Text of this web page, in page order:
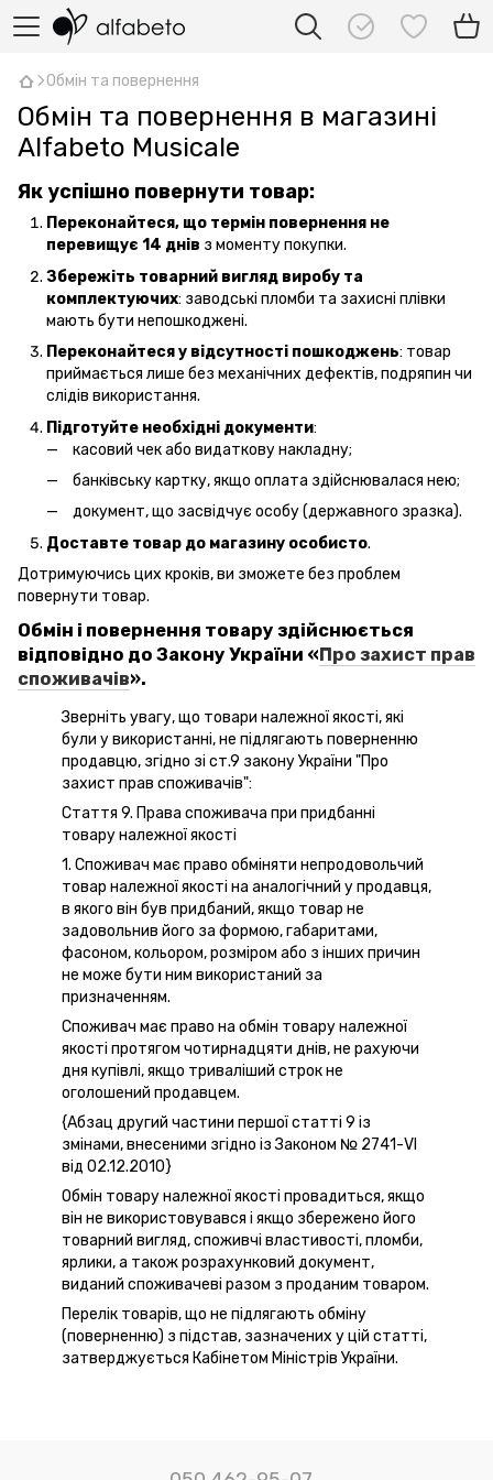
Обмін та повернення
Обмін та повернення в магазині
Alfabeto Musicale
Як успішно повернути товар:
Переконайтеся, що термін повернення не
перевищує 14 днів з моменту покупки.
Збережіть товарний вигляд виробу та
комплектуючих: заводські пломби та захисні плівки
мають бути непошкоджені.
Переконайтеся у відсутності пошкоджень: товар
приймається лише без механічних дефектів, подряпин чи
слідів використання.
Підготуйте необхідні документи:
касовий чек або видаткову накладну;
банківську картку, якщо оплата здійснювалася нею;
документ, що засвідчує особу (державного зразка).
Доставте товар до магазину особисто.
Дотримуючись цих кроків, ви зможете без проблем
повернути товар.
Обмін і повернення товару здійснюється
відповідно до Закону України «Про захист прав
споживачів».
Зверніть увагу, що товари належної якості, які
були у використанні, не підлягають поверненню
продавцю, згідно зі ст.9 закону України "Про
захист прав споживачів":
Стаття 9. Права споживача при придбанні
товару належної якості
1. Споживач має право обміняти непродовольчий
товар належної якості на аналогічний у продавця,
в якого він був придбаний, якщо товар не
задовольнив його за формою, габаритами,
фасоном, кольором, розміром або з інших причин
не може бути ним використаний за
призначенням.
Споживач має право на обмін товару належної
якості протягом чотирнадцяти днів, не рахуючи
дня купівлі, якщо триваліший строк не
оголошений продавцем.
{Абзац другий частини першої статті 9 із
змінами, внесеними згідно із Законом № 2741-VI
від 02.12.2010}
Обмін товару належної якості провадиться, якщо
він не використовувався і якщо збережено його
товарний вигляд, споживчі властивості, пломби,
ярлики, а також розрахунковий документ,
виданий споживачеві разом з проданим товаром.
Перелік товарів, що не підлягають обміну
(поверненню) з підстав, зазначених у цій статті,
затверджується Кабінетом Міністрів України.